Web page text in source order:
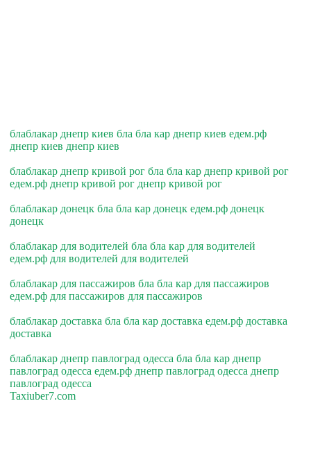
блаблакар днепр киев бла бла кар днепр киев едем.рф
днепр киев днепр киев
блаблакар днепр кривой рог бла бла кар днепр кривой рог
едем.рф днепр кривой рог днепр кривой рог
блаблакар донецк бла бла кар донецк едем.рф донецк
донецк
блаблакар для водителей бла бла кар для водителей
едем.рф для водителей для водителей
блаблакар для пассажиров бла бла кар для пассажиров
едем.рф для пассажиров для пассажиров
блаблакар доставка бла бла кар доставка едем.рф доставка
доставка
блаблакар днепр павлоград одесса бла бла кар днепр
павлоград одесса едем.рф днепр павлоград одесса днепр
павлоград одесса
Taxiuber7.com